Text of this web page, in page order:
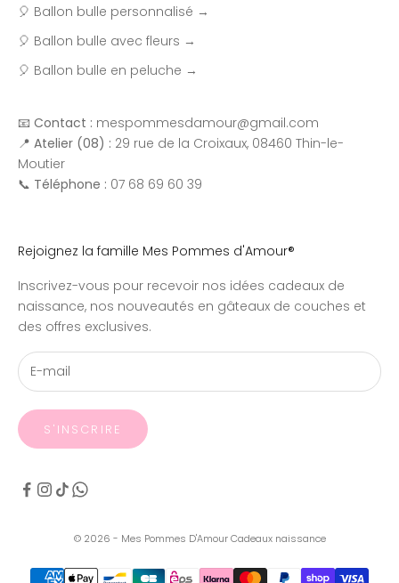
🎈 Ballon bulle personnalisé →
🎈 Ballon bulle avec fleurs →
🎈 Ballon bulle en peluche →
📧 Contact : mespommesdamour@gmail.com
📍 Atelier (08) : 29 rue de la Croixaux, 08460 Thin-le-
Moutier
📞 Téléphone : 07 68 69 60 39
Rejoignez la famille Mes Pommes d'Amour®
Inscrivez-vous pour recevoir nos idées cadeaux de
naissance, nos nouveautés en gâteaux de couches et
des offres exclusives.
S'INSCRIRE
© 2026 - Mes Pommes D'Amour Cadeaux naissance